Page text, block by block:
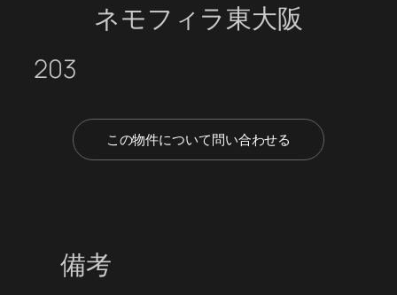
ネモフィラ東大阪
203
この物件について問い合わせる
備考